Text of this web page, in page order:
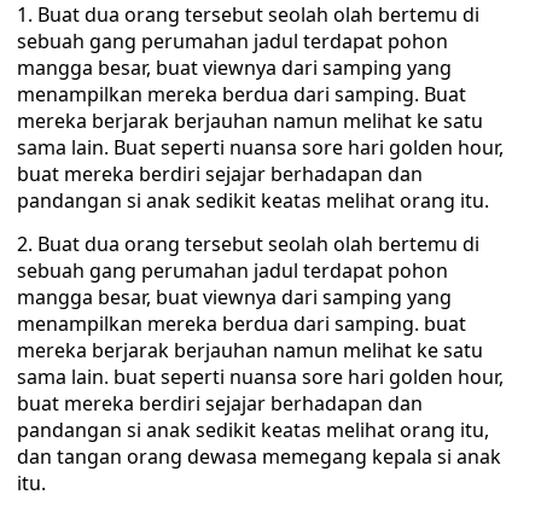
1. Buat dua orang tersebut seolah olah bertemu di
sebuah gang perumahan jadul terdapat pohon
mangga besar, buat viewnya dari samping yang
menampilkan mereka berdua dari samping. Buat
mereka berjarak berjauhan namun melihat ke satu
sama lain. Buat seperti nuansa sore hari golden hour,
buat mereka berdiri sejajar berhadapan dan
pandangan si anak sedikit keatas melihat orang itu.
2. Buat dua orang tersebut seolah olah bertemu di
sebuah gang perumahan jadul terdapat pohon
mangga besar, buat viewnya dari samping yang
menampilkan mereka berdua dari samping. buat
mereka berjarak berjauhan namun melihat ke satu
sama lain. buat seperti nuansa sore hari golden hour,
buat mereka berdiri sejajar berhadapan dan
pandangan si anak sedikit keatas melihat orang itu,
dan tangan orang dewasa memegang kepala si anak
itu.